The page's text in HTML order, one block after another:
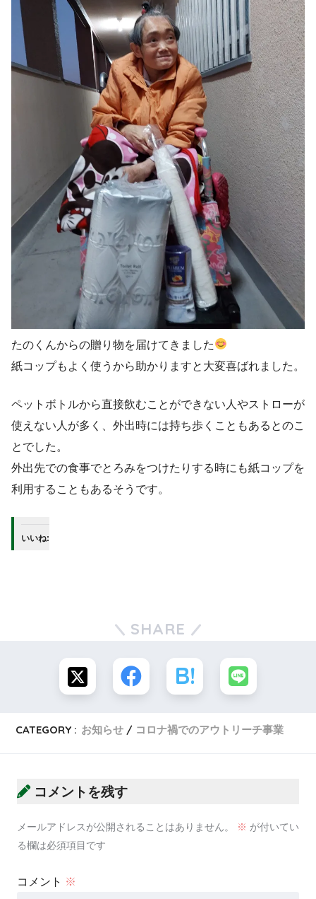
たのくんからの贈り物を届けてきました
紙コップもよく使うから助かりますと大変喜ばれました。
ペットボトルから直接飲むことができない人やストローが
使えない人が多く、外出時には持ち歩くこともあるとのこ
とでした。
外出先での食事でとろみをつけたりする時にも紙コップを
利用することもあるそうです。
いいね:
SHARE
CATEGORY : お知らせ コロナ禍でのアウトリーチ事業
コメントを残す
メールアドレスが公開されることはありません。 ※ が付いてい
る欄は必須項目です
コメント ※